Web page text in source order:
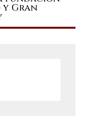
y Gran